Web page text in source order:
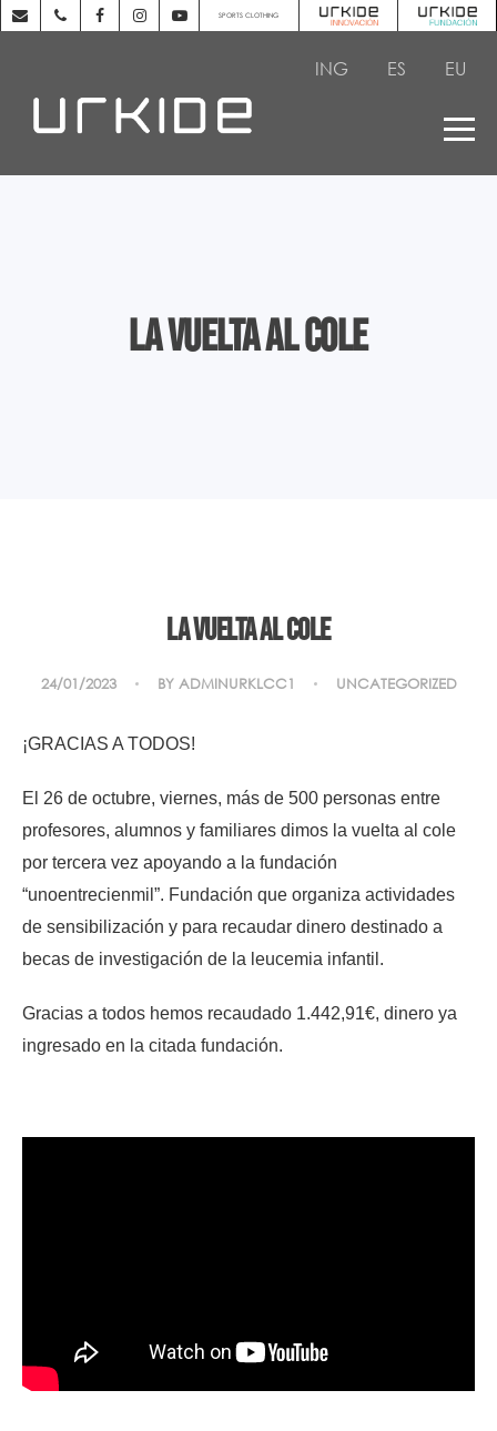
SPORTS CLOTHING
ING ES EU
La vuelta al cole
La vuelta al cole
24/01/2023 BY ADMINURKLCC1 UNCATEGORIZED
¡GRACIAS A TODOS!
El 26 de octubre, viernes, más de 500 personas entre
profesores, alumnos y familiares dimos la vuelta al cole
por tercera vez apoyando a la fundación
“unoentrecienmil”. Fundación que organiza actividades
de sensibilización y para recaudar dinero destinado a
becas de investigación de la leucemia infantil.
Gracias a todos hemos recaudado 1.442,91€, dinero ya
ingresado en la citada fundación.